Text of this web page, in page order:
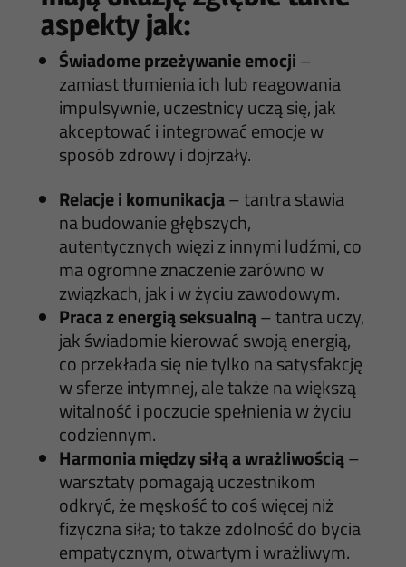
aspekty jak:
Świadome przeżywanie emocji–
zamiast tłumienia ich lub reagowania
impulsywnie, uczestnicy uczą się, jak
akceptować i integrować emocje w
sposób zdrowy i dojrzały.
Relacje i komunikacja– tantra stawia
na budowanie głębszych,
autentycznych więzi z innymi ludźmi, co
ma ogromne znaczenie zarówno w
związkach, jak i w życiu zawodowym.
Praca z energią seksualną– tantra uczy,
jak świadomie kierować swoją energią,
co przekłada się nie tylko na satysfakcję
w sferze intymnej, ale także na większą
witalność i poczucie spełnienia w życiu
codziennym.
Harmonia między siłą a wrażliwością–
warsztaty pomagają uczestnikom
odkryć, że męskość to coś więcej niż
fizyczna siła; to także zdolność do bycia
empatycznym, otwartym i wrażliwym.